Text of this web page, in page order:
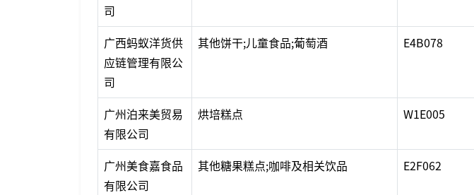
司
广西蚂蚁洋货供
应链管理有限公
司
其他饼干;儿童食品;葡萄酒 E4B078
广州泊来美贸易
有限公司
烘培糕点 W1E005
广州美食嘉食品
有限公司
其他糖果糕点;咖啡及相关饮品 E2F062